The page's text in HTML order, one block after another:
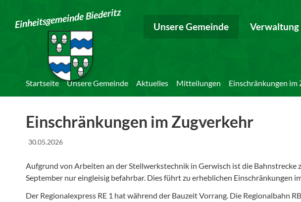
Einheitsgemeinde Biederitz Unsere Gemeinde Verwaltung
Startseite Unsere Gemeinde Aktuelles Mitteilungen Einschränkungen im
Einschränkungen im Zugverkehr
30.05.2026
Aufgrund von Arbeiten an der Stellwerkstechnik in Gerwisch ist die Bahnstrecke
September nur eingleisig befahrbar. Dies führt zu erheblichen Einschränkungen
Der Regionalexpress RE 1 hat während der Bauzeit Vorrang. Die Regionalbahn